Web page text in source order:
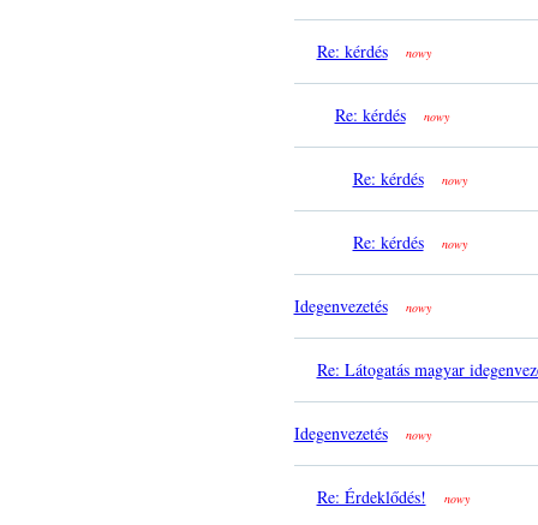
Re: kérdés nowy
Re: kérdés nowy
Re: kérdés nowy
Re: kérdés nowy
Idegenvezetés nowy
Re: Látogatás magyar
Idegenvezetés nowy
Re: Érdeklődés! nowy